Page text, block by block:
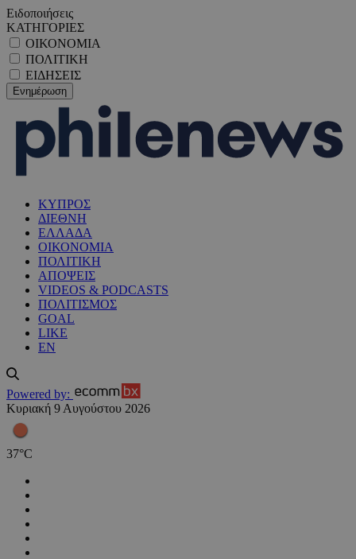
Ειδοποιήσεις
ΚΑΤΗΓΟΡΙΕΣ
ΟΙΚΟΝΟΜΙΑ
ΠΟΛΙΤΙΚΗ
ΕΙΔΗΣΕΙΣ
ΚΥΠΡΟΣ
ΔΙΕΘΝΗ
ΕΛΛΑΔΑ
ΟΙΚΟΝΟΜΙΑ
ΠΟΛΙΤΙΚΗ
ΑΠΟΨΕΙΣ
VIDEOS & PODCASTS
ΠΟΛΙΤΙΣΜΟΣ
GOAL
LIKE
EN
Powered by:
Κυριακή 9 Αυγούστου 2026
37°C